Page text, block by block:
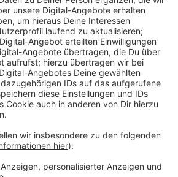
auch dieStadtbei uns gemeldet.
arbeitet mit Hochdruck
Die Dauer der